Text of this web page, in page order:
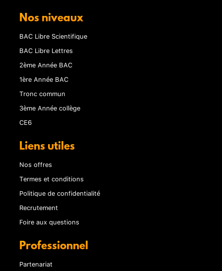
Nos niveaux
BAC Libre Scientifique
BAC Libre Lettres
2ème Année BAC
1ère Année BAC
Tronc commun
3ème Année collège
CE6
Liens utiles
Nos offres
Termes et conditions
Politique de confidentialité
Recrutement
Foire aux questions
Professionnel
Partenariat